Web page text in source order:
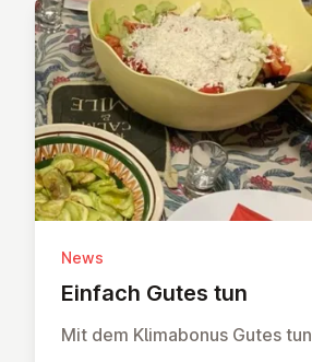
News
Einfach Gutes tun
Mit dem Klimabonus Gutes tun